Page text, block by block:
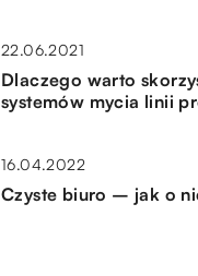
22.06.2021
Dlaczego warto
systemów mycia linii
16.04.2022
Czyste biuro – jak o